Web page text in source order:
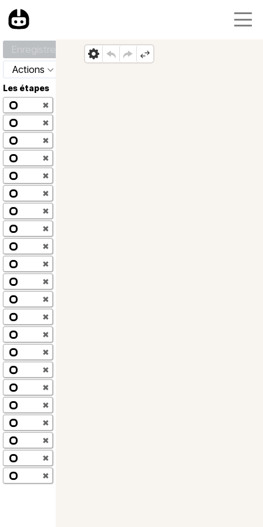
Actions
Les étapes
✖
✖
✖
✖
✖
✖
✖
✖
✖
✖
✖
✖
✖
✖
✖
✖
✖
✖
✖
✖
✖
✖